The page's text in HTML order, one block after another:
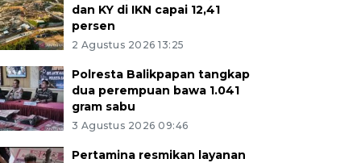
dan KY di IKN capai 12,41
persen
2 Agustus 2026 13:25
Polresta Balikpapan tangkap
dua perempuan bawa 1.041
gram sabu
3 Agustus 2026 09:46
Pertamina resmikan layanan